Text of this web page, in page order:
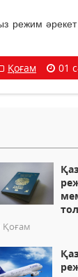
режим
Қоғам 01
Қоғам